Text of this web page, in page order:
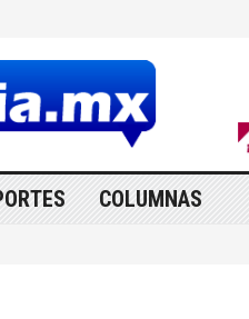
COLUMNAS